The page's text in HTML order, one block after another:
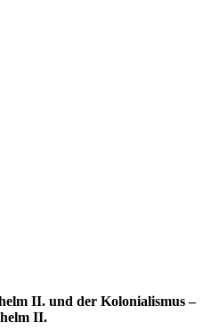
II. und der Kolonialismus –
II.